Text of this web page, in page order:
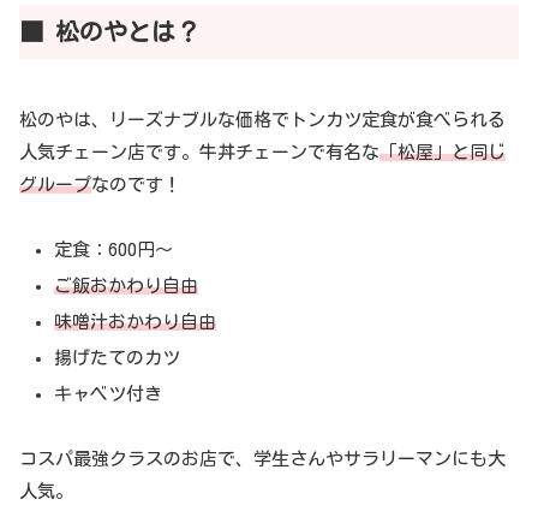
■ 松のやとは？
松のやは、リーズナブルな価格でトンカツ定食が食べられる
人気チェーン店です。牛丼チェーンで有名な「松屋」と同じ
グループなのです！
定食：600円〜
ご飯おかわり自由
味噌汁おかわり自由
揚げたてのカツ
キャベツ付き
コスパ最強クラスのお店で、学生さんやサラリーマンにも大
人気。